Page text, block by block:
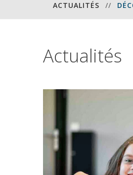
ACTUALITÉS //
Actualités